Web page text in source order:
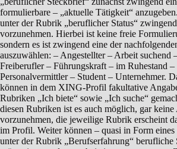
formulierbare – „aktuelle Tätigkeit“
unter der Rubrik „beruflicher Status“
vorzunehmen. Hierbei ist keine freie
sondern es ist zwingend eine der
auszuwählen: – Angestellter – Arbeit suchend
Freiberufler – Führungskraft – im Ruhestand –
Personalvermittler – Student – Unternehmer.
können in dem XING-Profil fakultative
Rubriken „Ich biete“ sowie „Ich suche“
diesen Rubriken ist es auch möglich, gar keine
vorzunehmen, die jeweilige Rubrik erscheint
im Profil. Weiter können – quasi in Form eines
unter der Rubrik „Berufserfahrung“ berufliche